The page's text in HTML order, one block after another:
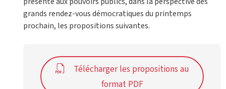
grands rendez-vous démocratiques du printemps
prochain, les propositions suivantes.
Télécharger les propositions au
format PDF